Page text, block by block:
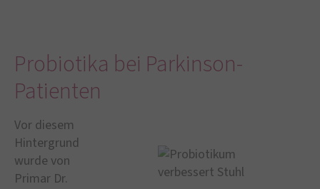
Probiotika bei Parkinson-
Patienten
Vor diesem
Hintergrund
wurde von
Primar Dr.